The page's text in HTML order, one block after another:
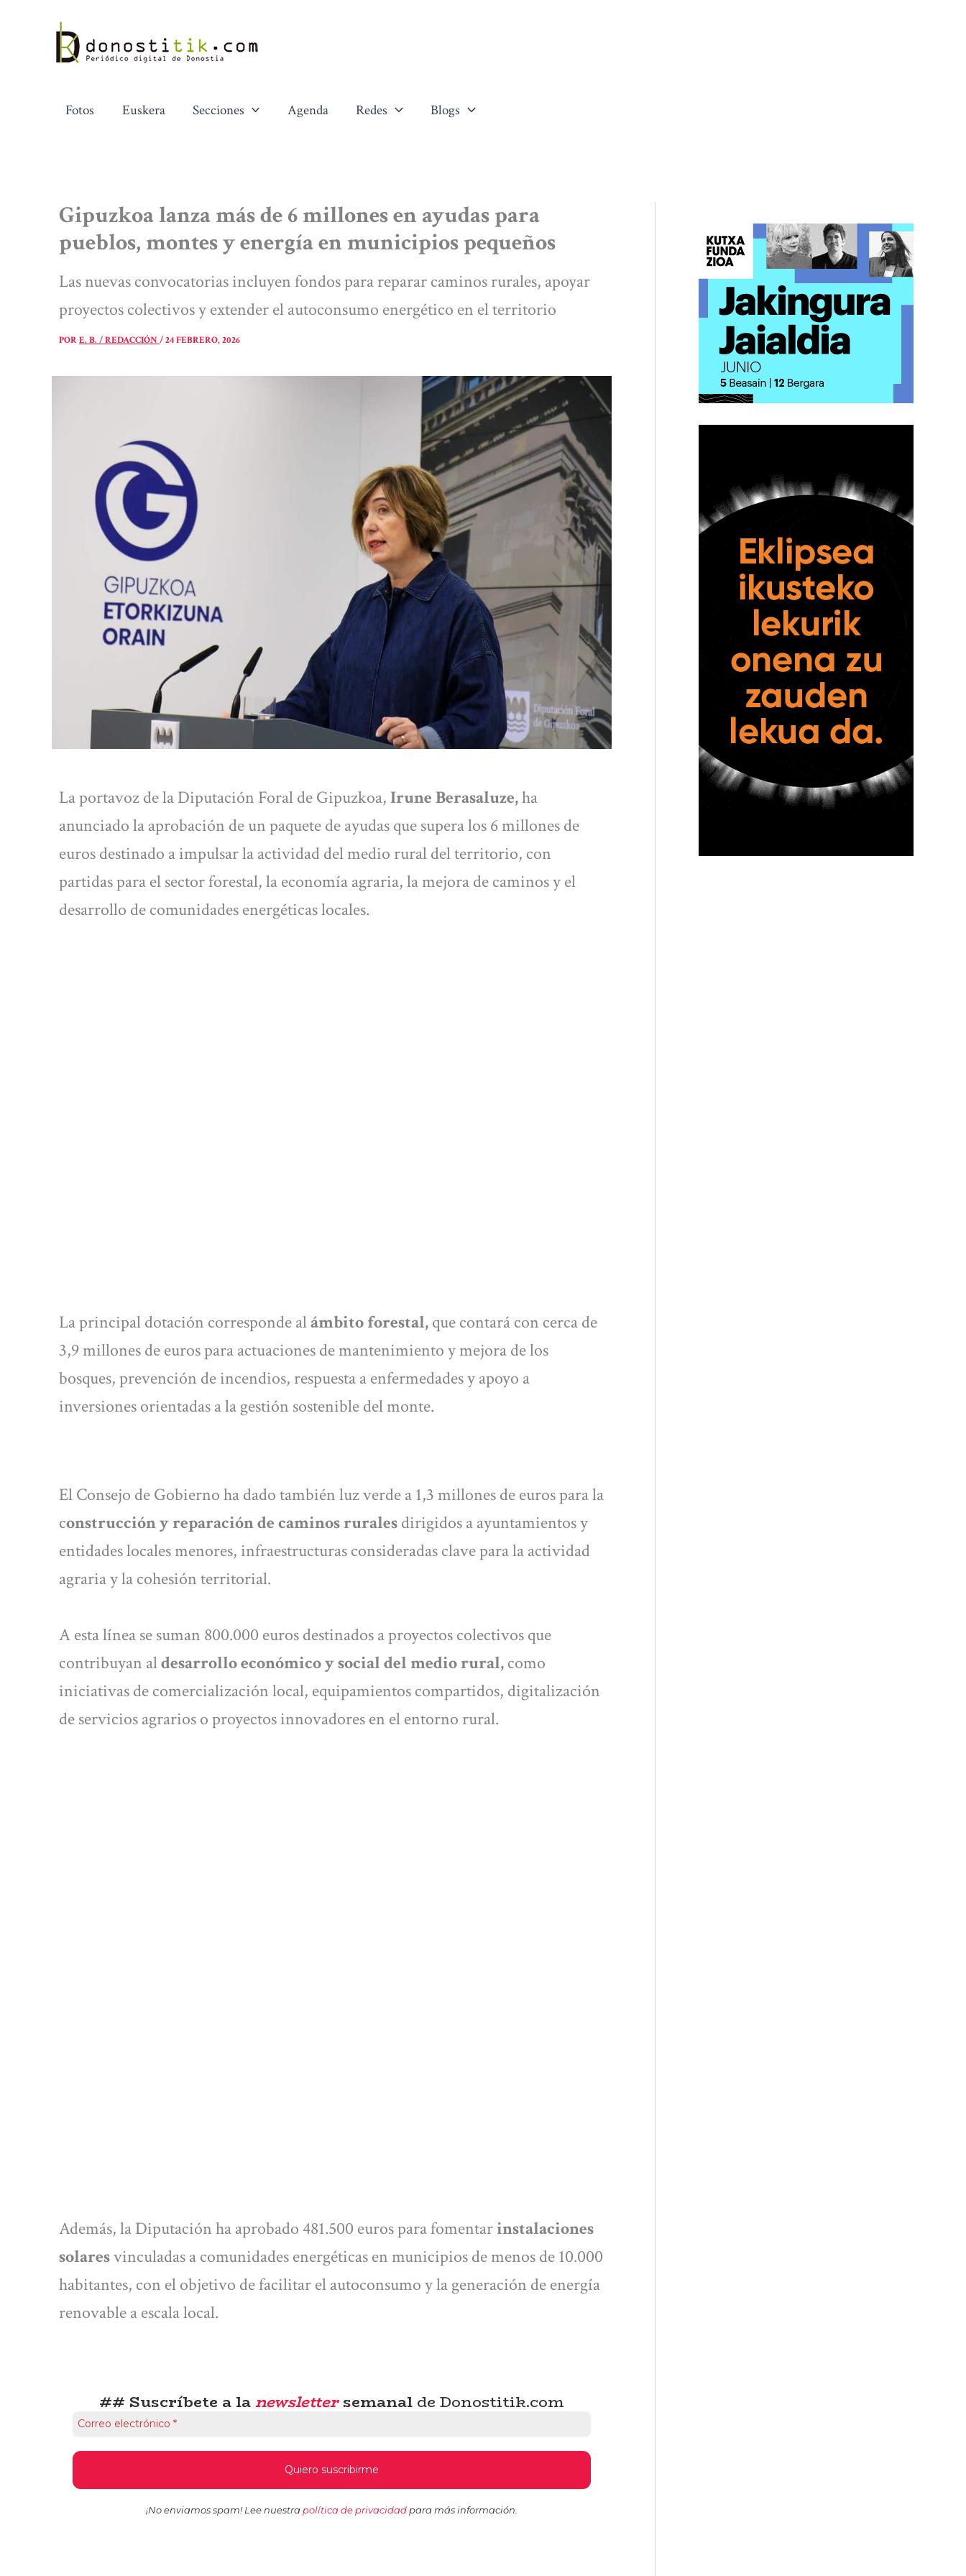
contenido
Fotos Euskera Secciones Agenda Redes Blogs
Gipuzkoa lanza más de 6 millones en ayudas para
pueblos, montes y energía en municipios pequeños
Las nuevas convocatorias incluyen fondos para reparar caminos rurales, apoyar
proyectos colectivos y extender el autoconsumo energético en el territorio
PORE. B. / REDACCIÓN/24 FEBRERO, 2026
La portavoz de la Diputación Foral de Gipuzkoa,Irune Berasaluze,ha
anunciado la aprobación de un paquete de ayudas que supera los 6 millones de
euros destinado a impulsar la actividad del medio rural del territorio, con
partidas para el sector forestal, la economía agraria, la mejora de caminos y el
desarrollo de comunidades energéticas locales.
La principal dotación corresponde alámbito forestal,que contará con cerca de
3,9 millones de euros para actuaciones de mantenimiento y mejora de los
bosques, prevención de incendios, respuesta a enfermedades y apoyo a
inversiones orientadas a la gestión sostenible del monte.
El Consejo de Gobierno ha dado también luz verde a 1,3 millones de euros para la
construcción y reparación de caminos ruralesdirigidos a ayuntamientos y
entidades locales menores, infraestructuras consideradas clave para la actividad
agraria y la cohesión territorial.
A esta línea se suman 800.000 euros destinados a proyectos colectivos que
contribuyan aldesarrollo económico y social del medio rural,como
iniciativas de comercialización local, equipamientos compartidos, digitalización
de servicios agrarios o proyectos innovadores en el entorno rural.
Además, la Diputación ha aprobado 481.500 euros para fomentarinstalaciones
solaresvinculadas a comunidades energéticas en municipios de menos de 10.000
habitantes, con el objetivo de facilitar el autoconsumo y la generación de energía
renovable a escala local.
## Suscríbete a lanewslettersemanal de Donostitik.com
¡No enviamos spam! Lee nuestra política de privacidad para más información.